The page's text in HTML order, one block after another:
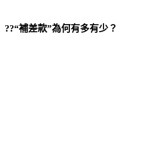
??“補差款”為何有多有少？